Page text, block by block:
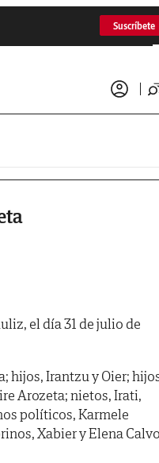
Suscríbete
el día 31 de julio de
hijos, Irantzu y Oier;
Arozeta; nietos, Irati,
políticos, Karmele
Xabier y Elena